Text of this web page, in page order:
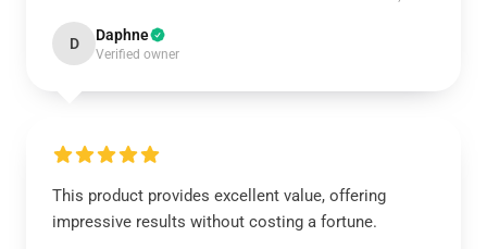
D Daphne
Verified owner
This product provides excellent value, offering
impressive results without costing a fortune.